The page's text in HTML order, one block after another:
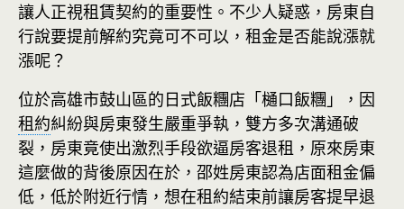
讓人正視租賃契約的重要性。不少人疑惑，房東自
行說要提前解約究竟可不可以，租金是否能說漲就
漲呢？
位於高雄市鼓山區的日式飯糰店「樋口飯糰」，因
租約糾紛與房東發生嚴重爭執，雙方多次溝通破
裂，房東竟使出激烈手段欲逼房客退租，原來房東
這麼做的背後原因在於，邵姓房東認為店面租金偏
低，低於附近行情，想在租約結束前讓房客提早退